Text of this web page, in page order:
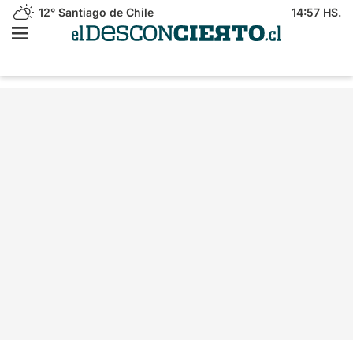
12° Santiago de Chile 14:57 HS.